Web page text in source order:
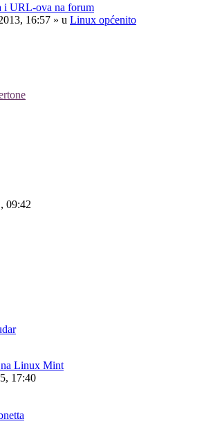
i URL-ova na forum
16:57 » u Linux općenito
09:42
na Linux Mint
17:40